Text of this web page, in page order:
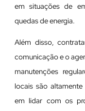
em situações de
quedas de energia.
Além disso,
comunicação e o
manutenções
locais são
em lidar com os